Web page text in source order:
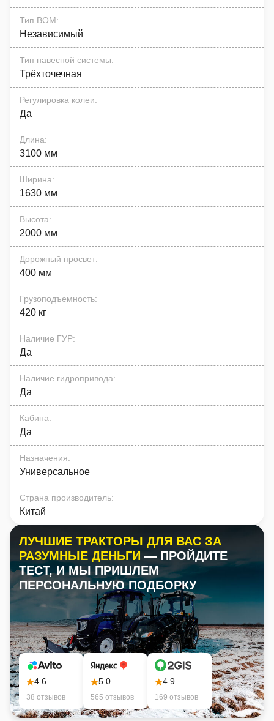
Тип ВОМ:
Независимый
Тип навесной системы:
Трёхточечная
Регулировка колеи:
Да
Длина:
3100 мм
Ширина:
1630 мм
Высота:
2000 мм
Дорожный просвет:
400 мм
Грузоподъемность:
420 кг
Наличие ГУР:
Да
Наличие гидропривода:
Да
Кабина:
Да
Назначения:
Универсальное
Страна производитель:
Китай
ЛУЧШИЕ ТРАКТОРЫ ДЛЯ ВАС ЗА
РАЗУМНЫЕ ДЕНЬГИ — ПРОЙДИТЕ
ТЕСТ, И МЫ ПРИШЛЕМ
ПЕРСОНАЛЬНУЮ ПОДБОРКУ
4.6
38 отзывов
5.0
565 отзывов
4.9
169 отзывов